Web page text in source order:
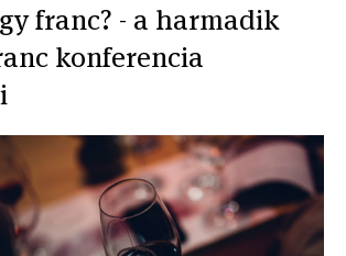
franc? - a harmadik
konferencia